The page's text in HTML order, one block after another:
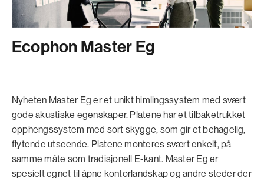
Ecophon Master Eg
Nyheten Master Eg er et unikt himlingssystem med svært
gode akustiske egenskaper. Platene har et tilbaketrukket
opphengssystem med sort skygge, som gir et behagelig,
flytende utseende. Platene monteres svært enkelt, på
samme måte som tradisjonell E-kant. Master Eg er
spesielt egnet til åpne kontorlandskap og andre steder der